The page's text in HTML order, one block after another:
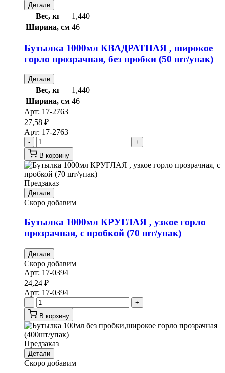
Детали
Вес, кг
1,440
Ширина, см 46
Бутылка 1000мл КВАДРАТНАЯ , широкое
горло прозрачная, без пробки (50 шт/упак)
Детали
Вес, кг
1,440
Ширина, см 46
Арт: 17-2763
27,58 ₽
Арт: 17-2763
-
+
В корзину
Предзаказ
Детали
Скоро добавим
Бутылка 1000мл КРУГЛАЯ , узкое горло
прозрачная, с пробкой (70 шт/упак)
Детали
Скоро добавим
Арт: 17-0394
24,24 ₽
Арт: 17-0394
-
+
В корзину
Предзаказ
Детали
Скоро добавим